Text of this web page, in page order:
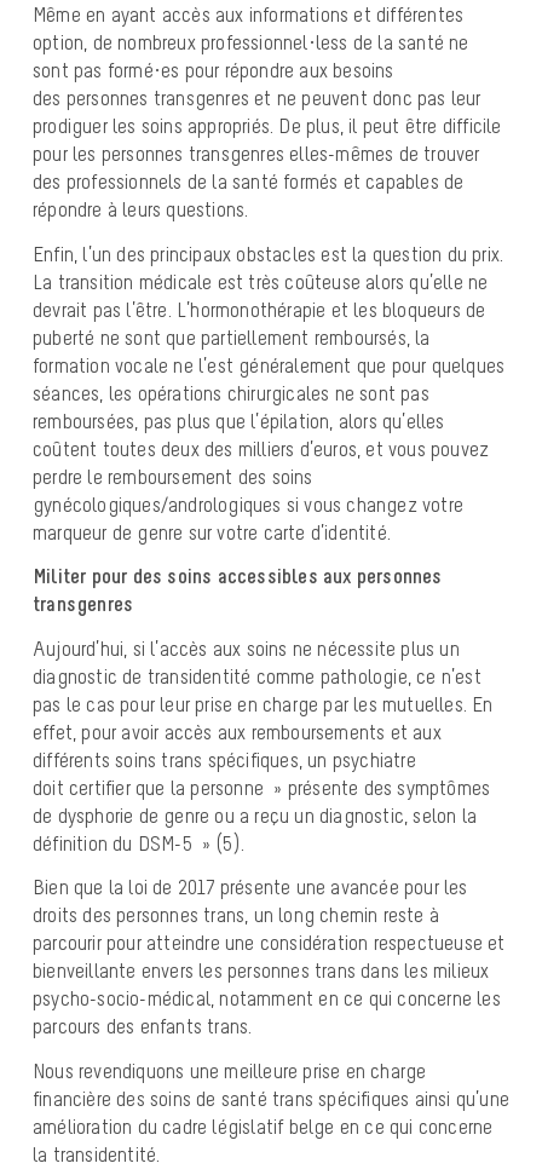
Même en ayant accès aux informations et différentes
option, de nombreux professionnel·less de la santé ne
sont pas formé·es pour répondre aux besoins
des personnes transgenres et ne peuvent donc pas leur
prodiguer les soins appropriés. De plus, il peut être difficile
pour les personnes transgenres elles-mêmes de trouver
des professionnels de la santé formés et capables de
répondre à leurs questions.
Enfin, l’un des principaux obstacles est la question du prix.
La transition médicale est très coûteuse alors qu’elle ne
devrait pas l’être. L’hormonothérapie et les bloqueurs de
puberté ne sont que partiellement remboursés, la
formation vocale ne l’est généralement que pour quelques
séances, les opérations chirurgicales ne sont pas
remboursées, pas plus que l’épilation, alors qu’elles
coûtent toutes deux des milliers d’euros, et vous pouvez
perdre le remboursement des soins
gynécologiques/andrologiques si vous changez votre
marqueur de genre sur votre carte d’identité.
Militer pour des soins accessibles aux personnes
transgenres
Aujourd’hui, si l’accès aux soins ne nécessite plus un
diagnostic de transidentité comme pathologie, ce n’est
pas le cas pour leur prise en charge par les mutuelles. En
effet, pour avoir accès aux remboursements et aux
différents soins trans spécifiques, un psychiatre
doit certifier que la personne » présente des symptômes
de dysphorie de genre ou a reçu un diagnostic, selon la
définition du DSM-5 » (5).
Bien que la loi de 2017 présente une avancée pour les
droits des personnes trans, un long chemin reste à
parcourir pour atteindre une considération respectueuse et
bienveillante envers les personnes trans dans les milieux
psycho-socio-médical, notamment en ce qui concerne les
parcours des enfants trans.
Nous revendiquons une meilleure prise en charge
financière des soins de santé trans spécifiques ainsi qu’une
amélioration du cadre législatif belge en ce qui concerne
la transidentité.